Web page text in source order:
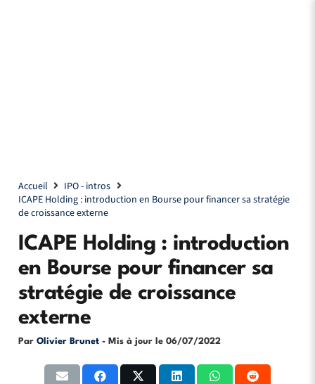
Accueil
IPO - intros
ICAPE Holding : introduction en Bourse pour financer sa stratégie
de croissance externe
ICAPE Holding : introduction
en Bourse pour financer sa
stratégie de croissance
externe
Par Olivier Brunet - Mis à jour le 06/07/2022